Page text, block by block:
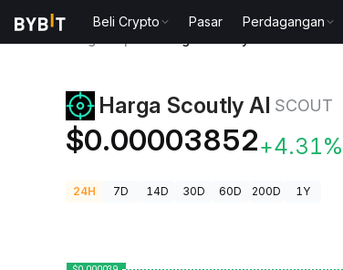
Beli Crypto Pasar Perdagangan
Harga Scoutly AI SCOUT
$0.00003852+4.31%
24H 7D 14D 30D 60D 200D 1Y